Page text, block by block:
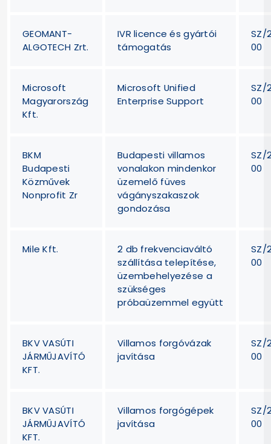
GEOMANT-
ALGOTECH Zrt.
IVR licence és gyártói
támogatás
SZ/
00
Microsoft
Magyarország
Kft.
Microsoft Unified
Enterprise Support
SZ/
00
BKM
Budapesti
Közművek
Nonprofit Zr
Budapesti villamos
vonalakon mindenkor
üzemelő füves
vágányszakaszok
gondozása
SZ/
00
Mile Kft.
2 db frekvenciaváltó
szállítása telepítése,
üzembehelyezése a
szükséges
próbaüzemmel együtt
SZ/
00
BKV VASÚTI
JÁRMŰJAVÍTÓ
KFT.
Villamos forgóvázak
javítása
SZ/
00
BKV VASÚTI
JÁRMŰJAVÍTÓ
KFT.
Villamos forgógépek
javítása
SZ/
00